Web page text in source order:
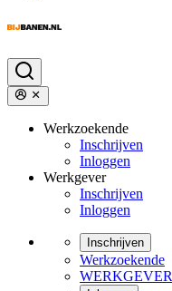
Werkzoekende
Inschrijven
Inloggen
Werkgever
Inschrijven
Inloggen
Inschrijven
Werkzoekende
WERKGEVER